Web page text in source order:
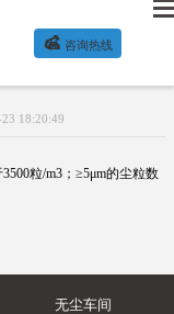
 咨询热线
18:20:49
粒/m3；≥5μm的尘粒数
无尘车间